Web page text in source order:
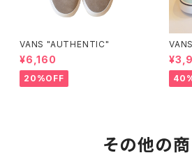
VANS "AUTHENTIC"
¥6,160
20%OFF
その他の